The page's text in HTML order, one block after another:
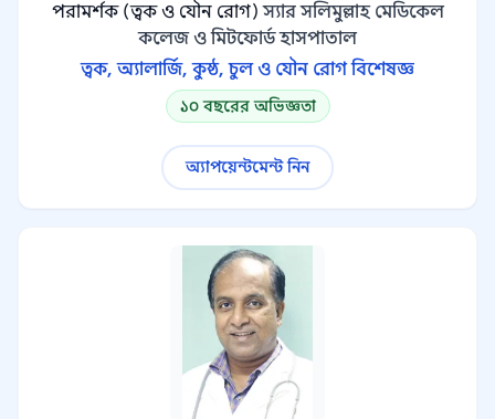
পরামর্শক (ত্বক ও যৌন রোগ) স্যার সলিমুল্লাহ মেডিকেল
কলেজ ও মিটফোর্ড হাসপাতাল
ত্বক, অ্যালার্জি, কুষ্ঠ, চুল ও যৌন রোগ বিশেষজ্ঞ
১০ বছরের অভিজ্ঞতা
অ্যাপয়েন্টমেন্ট নিন